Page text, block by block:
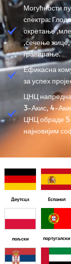
Могућности
спектра:
окретање
,сечење жице,
гравирање.
Ефикасна
за успех
ЦНЦ
3-Акис, 4-
ЦНЦ обраде 5
најновијим
Деутсцх Еспанол
пољски португалски